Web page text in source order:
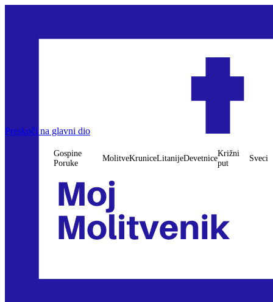
Preskoči na glavni dio
Gospine
Poruke
MolitveKruniceLitanijeDevetnice
Križni
put
Sveci